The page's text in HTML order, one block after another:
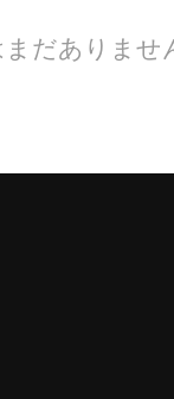
だありませ